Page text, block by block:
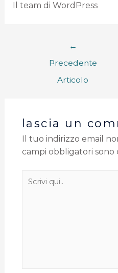
Il team di WordPress
←
Precedente
Articolo
lascia un
Il tuo indirizzo email
campi obbligatori sono